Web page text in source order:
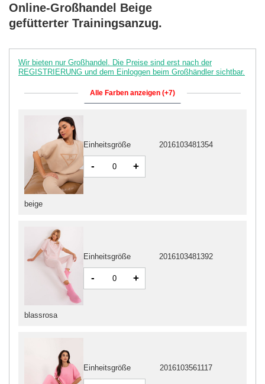
Online-Großhandel Beige
gefütterter Trainingsanzug.
Wir bieten nur Großhandel. Die Preise sind erst nach der
REGISTRIERUNG und dem Einloggen beim Großhändler sichtbar.
Alle Farben anzeigen (+7)
blassrosa
Einheitsgröße 2016103481392
- +
Einheitsgröße 2016103561117
beige
Einheitsgröße 2016103481354
- +